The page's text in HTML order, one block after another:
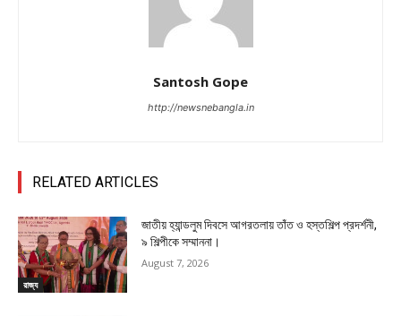
Santosh Gope
http://newsnebangla.in
RELATED ARTICLES
রাজ্য
জাতীয় হ্যান্ডলুম দিবসে আগরতলায় তাঁত ও হস্তশিল্প প্রদর্শনী,
৯ শিল্পীকে সম্মাননা।
August 7, 2026